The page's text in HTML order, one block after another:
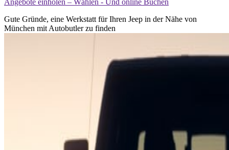
Gute Gründe, eine Werkstatt für Ihren Jeep in der Nähe von
München mit Autobutler zu finden